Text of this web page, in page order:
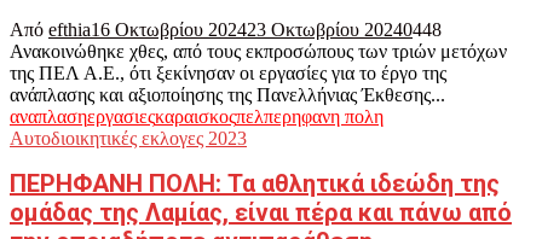
Από efthia16 Οκτωβρίου 202423 Οκτωβρίου 20240448
Ανακοινώθηκε χθες, από τους εκπροσώπους των τριών μετόχων
της ΠΕΛ Α.Ε., ότι ξεκίνησαν οι εργασίες για το έργο της
ανάπλασης και αξιοποίησης της Πανελλήνιας Έκθεσης...
αναπλασηεργασιεςκαραισκοςπελπερηφανη πολη
Αυτοδιοικητικές εκλογες 2023
ΠΕΡΗΦΑΝΗ ΠΟΛΗ: Τα αθλητικά ιδεώδη της
ομάδας της Λαμίας, είναι πέρα και πάνω από